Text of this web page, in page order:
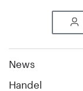
News
Handel